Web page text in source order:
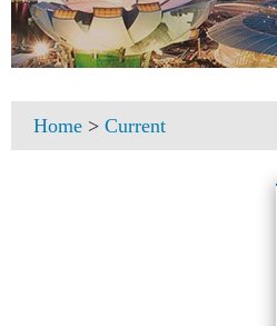
Home > Current